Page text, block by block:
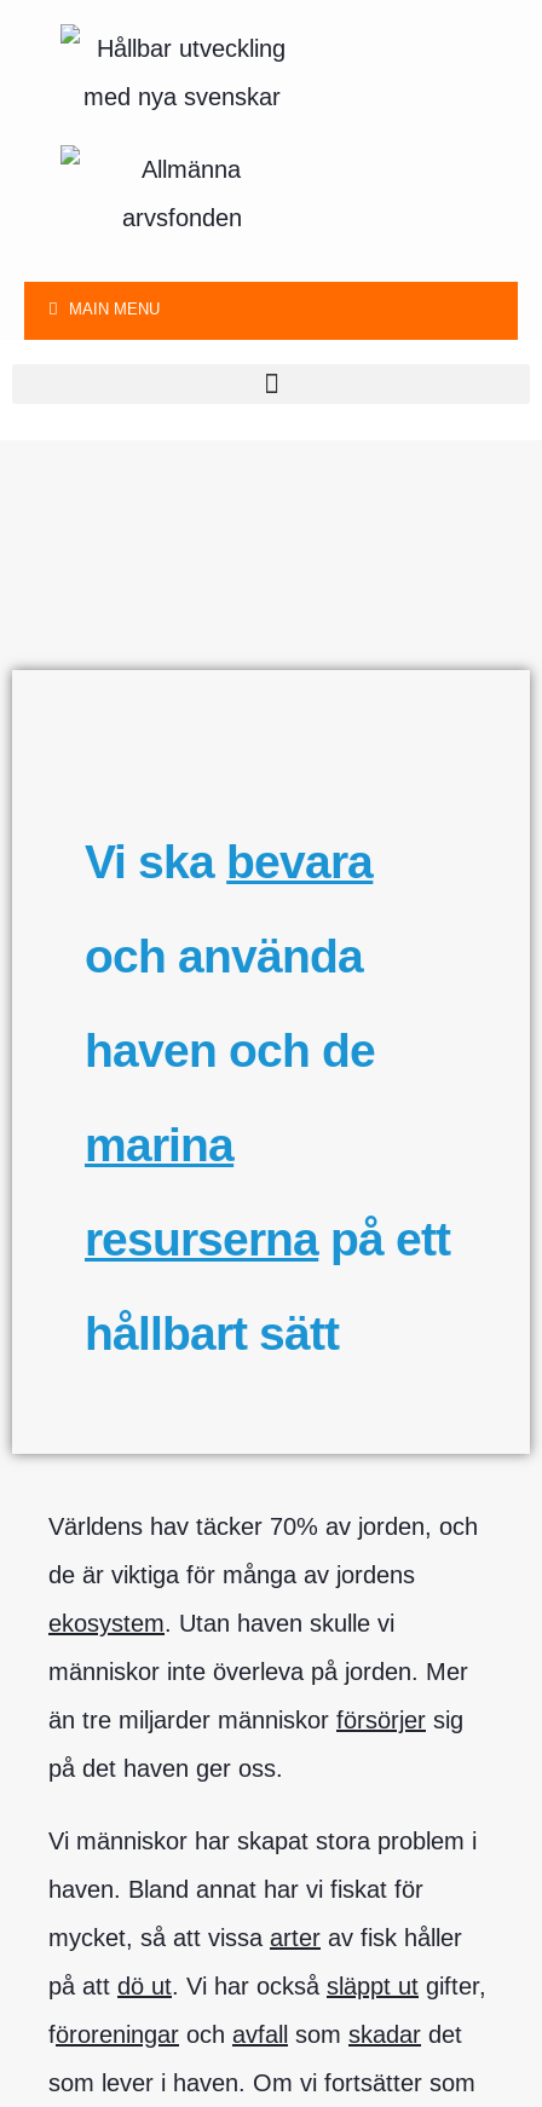
MAIN MENU
Vi ska bevara
och använda
haven och de
marina
resursernapå ett
hållbart sätt
Världens hav täcker 70% av jorden, och
de är viktiga för många av jordens
ekosystem. Utan haven skulle vi
människor inte överleva på jorden. Mer
än tre miljarder människor försörjer sig
på det haven ger oss.
Vi människor har skapat stora problem i
haven. Bland annat har vi fiskat för
mycket, så att vissa arter av fisk håller
på att dö ut. Vi har också släppt ut gifter,
föroreningar och avfall som skadar det
som lever i haven. Om vi fortsätter som